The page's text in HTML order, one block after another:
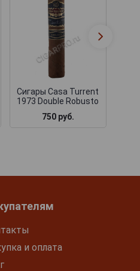
Сигары Casa Turrent
1973 Double Robusto
750 руб.
и оплата